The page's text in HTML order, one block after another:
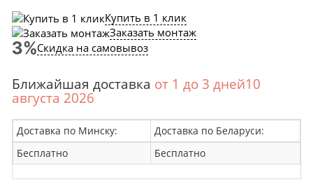
Купить в 1 клик
Заказать монтаж
Скидка на самовывоз
Ближайшая доставка от 1 до 3 дней10
августа 2026
Доставка по Минску:
Доставка по Беларуси:
Бесплатно
Бесплатно